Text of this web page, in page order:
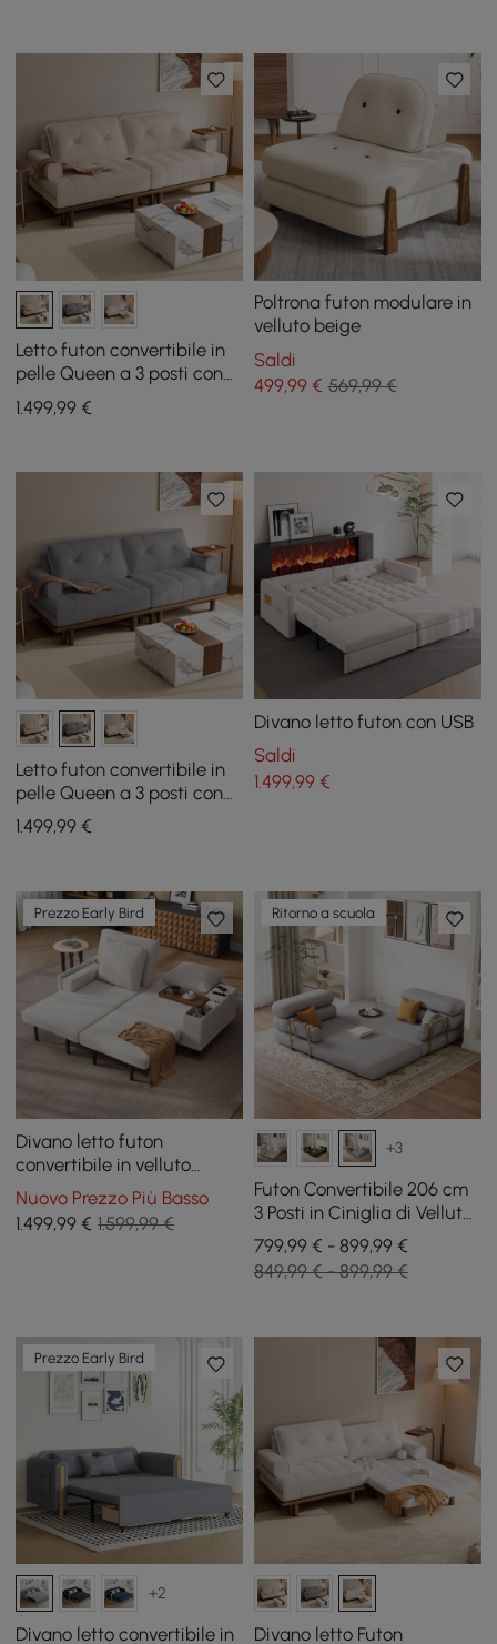
Letto futon convertibile in
pelle Queen a 3 posti con
tavolino laterale
1.499,99 €
Poltrona futon modulare in
velluto beige
Saldi
499,99€ 569,99 €
Letto futon convertibile in
pelle Queen a 3 posti con
tavolino laterale
1.499,99 €
Divano letto futon con USB
Saldi
1.499,99€
Prezzo Early Bird
Divano letto futon
convertibile in velluto
Queen da 82 pollici a 2
posti con tavolino laterale
Nuovo Prezzo Più Basso
1.499,99 € 1.599,99 €
Ritorno a scuola
+3
Futon Convertibile 206 cm
3 Posti in Ciniglia di Velluto
4 in 1
799,99 € - 899,99 €
849,99 € - 899,99 €
Prezzo Early Bird
+2
Divano letto convertibile in Divano letto Futon